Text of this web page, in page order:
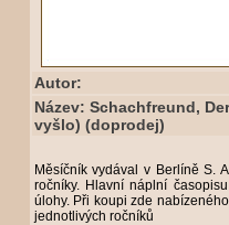
Autor:
Název: Schachfreund,
vyšlo) (doprodej)
Měsíčník vydával v Berlíně S.
ročníky. Hlavní náplní
úlohy. Při koupi zde
jednotlivých ročníků